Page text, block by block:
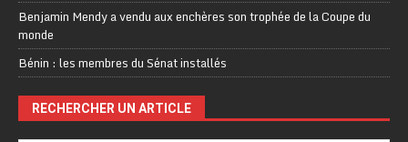
Benjamin Mendy a vendu aux enchères son trophée de la Coupe du
monde
Bénin : les membres du Sénat installés
RECHERCHER UN ARTICLE